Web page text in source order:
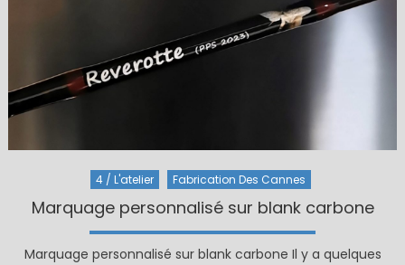
4 / L'atelier Fabrication Des Cannes
Marquage personnalisé sur blank carbone
Marquage personnalisé sur blank carbone Il y a quelques